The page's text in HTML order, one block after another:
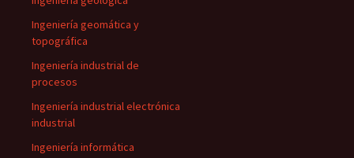
Ingeniería geomática y
topográfica
Ingeniería industrial de
procesos
Ingeniería industrial electrónica
industrial
Ingeniería informática